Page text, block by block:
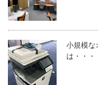
小規模な
は・・・